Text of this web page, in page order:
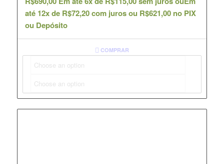
até 12x de R$72,20com juros ou R$621,00 no PIX
ou Depósito
COMPRAR